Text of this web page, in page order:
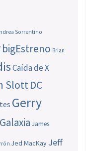
Sorrentino
bigEstreno Brian
Caída de X
SlottDC
Gerry
James
Jed MacKay Jeff